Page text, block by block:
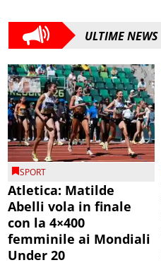
ULTIME NEWS
SPORT
Atletica: Matilde
Abelli vola in finale
con la 4×400
femminile ai Mondiali
Under 20